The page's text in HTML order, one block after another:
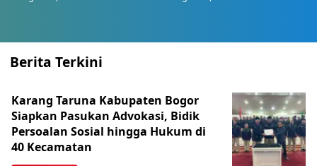
Berita Terkini
Karang Taruna Kabupaten Bogor
Siapkan Pasukan Advokasi, Bidik
Persoalan Sosial hingga Hukum di
40 Kecamatan